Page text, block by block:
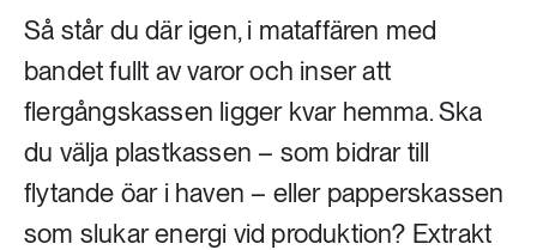
Vatten
Mat & jordbruk
Skog
360 ARTIKLAR
Social hållbarhet
Så står du där igen, i mataffären med
bandet fullt av varor och inser att
flergångskassen ligger kvar hemma. Ska
du välja plastkassen – som bidrar till
flytande öar i haven – eller papperskassen
som slukar energi vid produktion? Extrakt